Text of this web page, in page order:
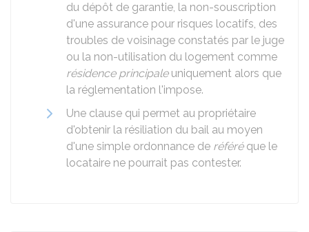
du dépôt de garantie, la non-souscription
d'une assurance pour risques locatifs, des
troubles de voisinage constatés par le juge
ou la non-utilisation du logement comme
résidence principaleuniquement alors que
la réglementation l'impose.
Une clause qui permet au propriétaire
d'obtenir la résiliation du bail au moyen
d'une simple ordonnance de référéque le
locataire ne pourrait pas contester.